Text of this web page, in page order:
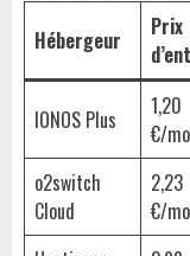
Hébergeur
Prix
IONOS Plus
1,20
€/
o2switch
Cloud
2,23
€/